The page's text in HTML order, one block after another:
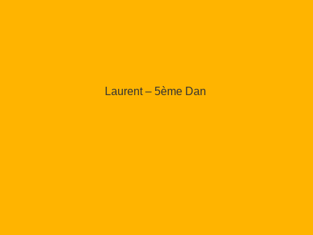
Laurent – 5ème Dan